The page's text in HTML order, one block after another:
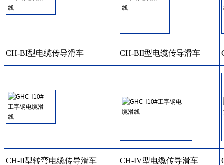
CH-BI型电缆传导滑车 CH-BII型电缆传导滑车
CH-II型转弯电缆传导滑车 CH-IV型电缆传导滑车